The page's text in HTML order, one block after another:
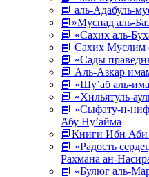
📘 аль-Адабуль-
📘»Муснад аль-
📘 «Сахих аль-
📘 Сахих Муслим
📘 «Сады
📘 Аль-Азкар
📘 «Шу’аб аль-
📘 «Хильятуль-
📘 «Сыфату-н-
Абу Ну’айма
📘Книги Ибн Аби
📘 «Радость
Рахмана ан-
📘 «Булюг аль-